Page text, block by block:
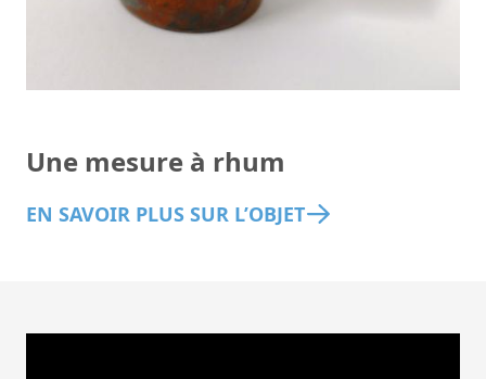
Une mesure à rhum
EN SAVOIR PLUS SUR L’OBJET